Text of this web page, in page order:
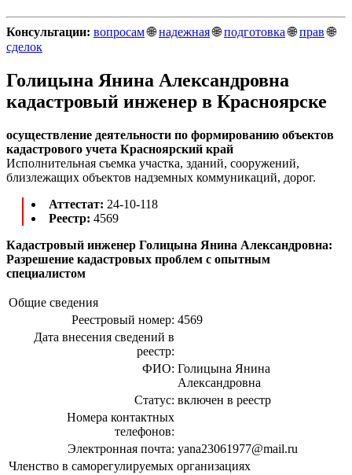
Консультации: вопросам🌐надежная🌐подготовка🌐прав🌐
сделок
Голицына Янина Александровна
кадастровый инженер в Красноярске
осуществление деятельности по формированию объектов
кадастрового учета Красноярский край
Исполнительная съемка участка, зданий, сооружений,
близлежащих объектов надземных коммуникаций, дорог.
Аттестат: 24-10-118
Реестр: 4569
Кадастровый инженер Голицына Янина Александровна:
Разрешение кадастровых проблем с опытным
специалистом
Общие сведения
Реестровый номер: 4569
Дата внесения сведений в
реестр:
ФИО: Голицына Янина
Александровна
Статус: включен в реестр
Номера контактных
телефонов:
Электронная почта: yana23061977@mail.ru
Членство в саморегулируемых организациях